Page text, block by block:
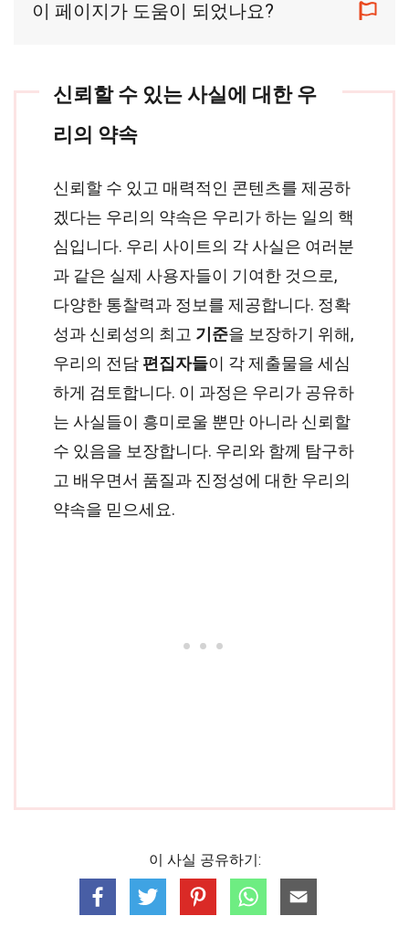
이 페이지가 도움이 되었나요?
신뢰할 수 있는 사실에 대한 우
리의 약속
신뢰할 수 있고 매력적인 콘텐츠를 제공하
겠다는 우리의 약속은 우리가 하는 일의 핵
심입니다. 우리 사이트의 각 사실은 여러분
과 같은 실제 사용자들이 기여한 것으로,
다양한 통찰력과 정보를 제공합니다. 정확
성과 신뢰성의 최고 기준을 보장하기 위해,
우리의 전담 편집자들이 각 제출물을 세심
하게 검토합니다. 이 과정은 우리가 공유하
는 사실들이 흥미로울 뿐만 아니라 신뢰할
수 있음을 보장합니다. 우리와 함께 탐구하
고 배우면서 품질과 진정성에 대한 우리의
약속을 믿으세요.
이 사실 공유하기: